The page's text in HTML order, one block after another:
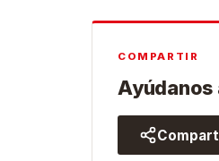
COMPARTIR
Ayúdanos